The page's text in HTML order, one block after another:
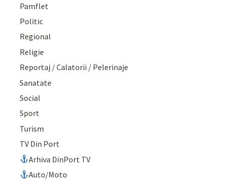
Pamflet
Politic
Regional
Religie
Reportaj / Calatorii / Pelerinaje
Sanatate
Social
Sport
Turism
TV Din Port
Arhiva DinPort TV
Auto/Moto